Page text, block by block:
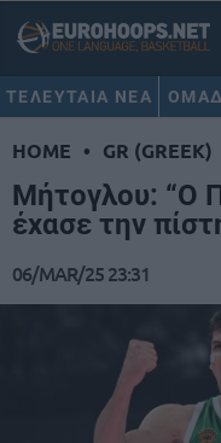
ΤΕΛΕΥΤΑΙΑ ΝΕΑ
HOME • GR (GREEK)
Μήτογλου: “Ο
έχασε την
06/MAR/25 23:31